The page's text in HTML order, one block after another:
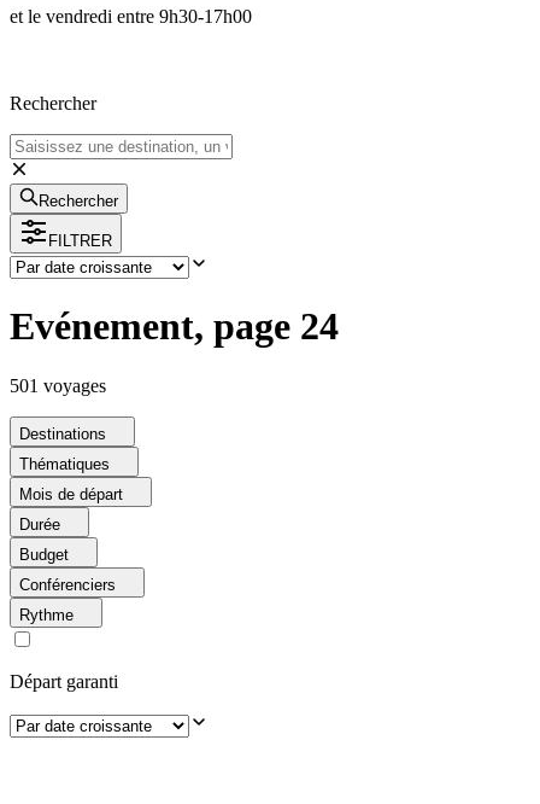
et le vendredi entre 9h30-17h00
Rechercher
Rechercher
FILTRER
Evénement, page 24
501 voyages
Destinations
Thématiques
Mois de départ
Durée
Budget
Conférenciers
Rythme
Départ garanti